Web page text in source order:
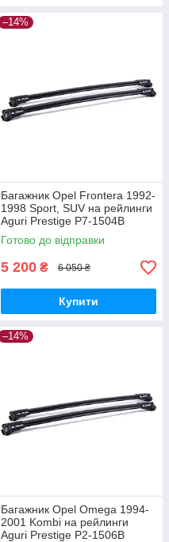
–14%
Багажник Opel Frontera 1992-
1998 Sport, SUV на рейлинги
Aguri Prestige P7-1504B
Готово до відправки
5 200 ₴ 6 050 ₴
Купити
–14%
Багажник Opel Omega 1994-
2001 Kombi на рейлинги
Aguri Prestige P2-1506B